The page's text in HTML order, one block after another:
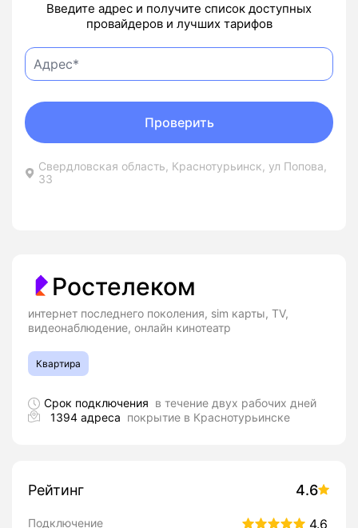
Введите адрес и получите список доступных
провайдеров и лучших тарифов
Свердловская область, Краснотурьинск, ул Попова,
33
Проверить
Ростелеком
интернет последнего поколения, sim карты, TV,
видеонаблюдение, онлайн кинотеатр
Квартира
Срок подключения в течение двух рабочих дней
1394 адреса покрытие в Краснотурьинске
Рейтинг 4.6
Подключение 4.6